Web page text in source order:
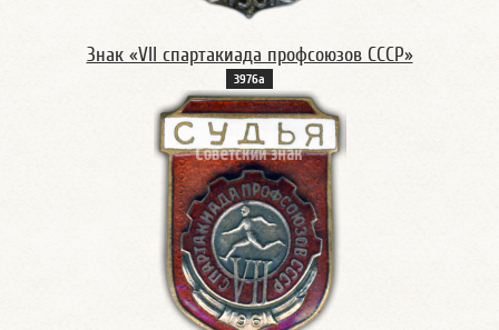
Знак «VII спартакиада профсоюзов СССР»
3976а